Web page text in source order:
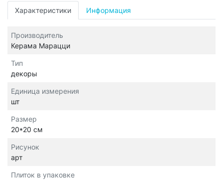
Характеристики Информация
Производитель
Керама Марацци
Тип
декоры
Единица измерения
шт
Размер
20*20 см
Рисунок
арт
Плиток в упаковке